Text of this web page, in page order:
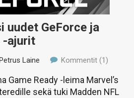
uudet GeForce ja
-ajurit
Laine Kommentit (1)
Game Ready -leima Marvel’s
sekä tuki Madden NFL